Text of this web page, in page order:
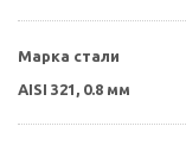
Марка стали
AISI 321, 0.8 мм